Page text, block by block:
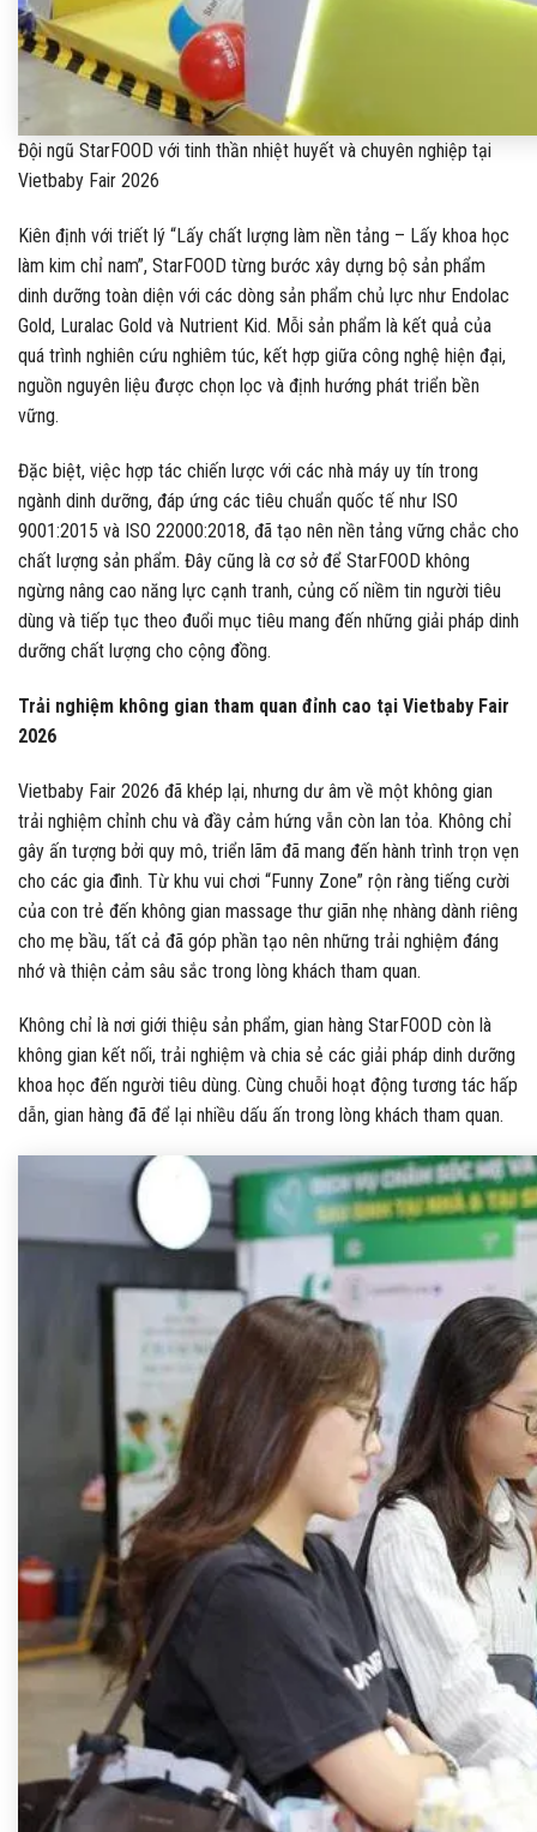
Đội ngũ StarFOOD với tinh thần nhiệt huyết và chuyên nghiệp tại
Vietbaby Fair 2026
Kiên định với triết lý “Lấy chất lượng làm nền tảng – Lấy khoa học
làm kim chỉ nam”, StarFOOD từng bước xây dựng bộ sản phẩm
dinh dưỡng toàn diện với các dòng sản phẩm chủ lực như Endolac
Gold, Luralac Gold và Nutrient Kid. Mỗi sản phẩm là kết quả của
quá trình nghiên cứu nghiêm túc, kết hợp giữa công nghệ hiện đại,
nguồn nguyên liệu được chọn lọc và định hướng phát triển bền
vững.
Đặc biệt, việc hợp tác chiến lược với các nhà máy uy tín trong
ngành dinh dưỡng, đáp ứng các tiêu chuẩn quốc tế như ISO
9001:2015 và ISO 22000:2018, đã tạo nên nền tảng vững chắc cho
chất lượng sản phẩm. Đây cũng là cơ sở để StarFOOD không
ngừng nâng cao năng lực cạnh tranh, củng cố niềm tin người tiêu
dùng và tiếp tục theo đuổi mục tiêu mang đến những giải pháp dinh
dưỡng chất lượng cho cộng đồng.
Trải nghiệm không gian tham quan đỉnh cao tại Vietbaby Fair
2026
Vietbaby Fair 2026 đã khép lại, nhưng dư âm về một không gian
trải nghiệm chỉnh chu và đầy cảm hứng vẫn còn lan tỏa. Không chỉ
gây ấn tượng bởi quy mô, triển lãm đã mang đến hành trình trọn vẹn
cho các gia đình. Từ khu vui chơi “Funny Zone” rộn ràng tiếng cười
của con trẻ đến không gian massage thư giãn nhẹ nhàng dành riêng
cho mẹ bầu, tất cả đã góp phần tạo nên những trải nghiệm đáng
nhớ và thiện cảm sâu sắc trong lòng khách tham quan.
Không chỉ là nơi giới thiệu sản phẩm, gian hàng StarFOOD còn là
không gian kết nối, trải nghiệm và chia sẻ các giải pháp dinh dưỡng
khoa học đến người tiêu dùng. Cùng chuỗi hoạt động tương tác hấp
dẫn, gian hàng đã để lại nhiều dấu ấn trong lòng khách tham quan.